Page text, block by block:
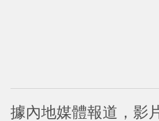
據內地媒體報道，影